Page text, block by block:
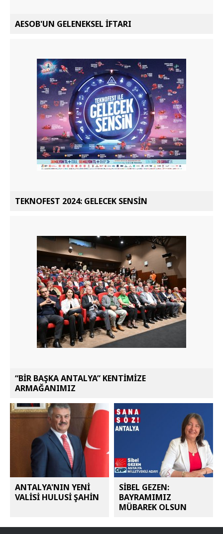
AESOB'UN GELENEKSEL İFTARI
TEKNOFEST 2024: GELECEK SENSİN
“BİR BAŞKA ANTALYA” KENTİMİZE
ARMAĞANIMIZ
ANTALYA'NIN YENİ
VALİSİ HULUSİ ŞAHİN
SİBEL GEZEN:
BAYRAMIMIZ
MÜBAREK OLSUN